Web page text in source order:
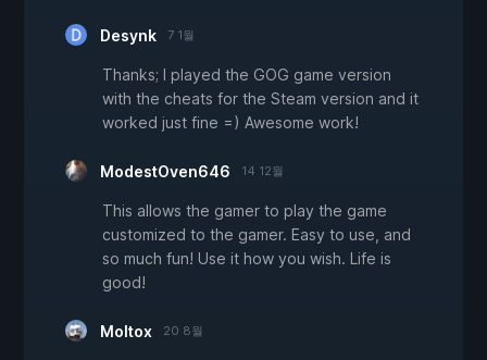
Desynk 7 1월
Thanks; I played the GOG game version
with the cheats for the Steam version and it
worked just fine =) Awesome work!
ModestOven646 14 12월
This allows the gamer to play the game
customized to the gamer. Easy to use, and
so much fun! Use it how you wish. Life is
good!
Moltox 20 8월